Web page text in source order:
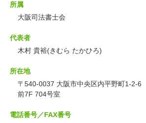
所属
大阪司法書士会
代表者
木村 貴裕(きむら たかひろ)
所在地
〒540-0037 大阪市中央区内平野町1-2-
前7F 704号室
電話番号／FAX番号